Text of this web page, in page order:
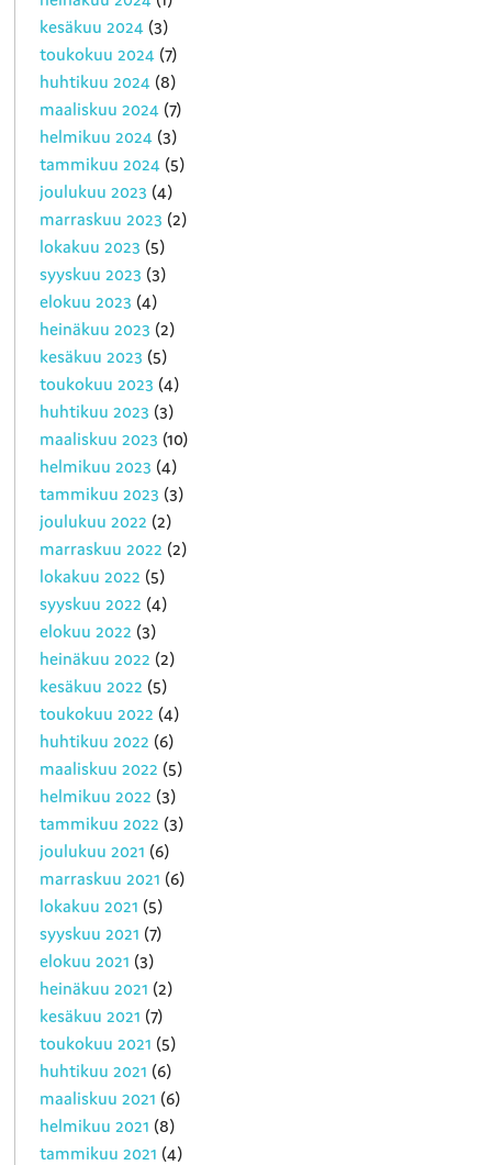
kesäkuu 2024 (3)
toukokuu 2024 (7)
huhtikuu 2024 (8)
maaliskuu 2024 (7)
helmikuu 2024 (3)
tammikuu 2024 (5)
joulukuu 2023 (4)
marraskuu 2023 (2)
lokakuu 2023 (5)
syyskuu 2023 (3)
elokuu 2023 (4)
heinäkuu 2023 (2)
kesäkuu 2023 (5)
toukokuu 2023 (4)
huhtikuu 2023 (3)
maaliskuu 2023 (10)
helmikuu 2023 (4)
tammikuu 2023 (3)
joulukuu 2022 (2)
marraskuu 2022 (2)
lokakuu 2022 (5)
syyskuu 2022 (4)
elokuu 2022 (3)
heinäkuu 2022 (2)
kesäkuu 2022 (5)
toukokuu 2022 (4)
huhtikuu 2022 (6)
maaliskuu 2022 (5)
helmikuu 2022 (3)
tammikuu 2022 (3)
joulukuu 2021 (6)
marraskuu 2021 (6)
lokakuu 2021 (5)
syyskuu 2021 (7)
elokuu 2021 (3)
heinäkuu 2021 (2)
kesäkuu 2021 (7)
toukokuu 2021 (5)
huhtikuu 2021 (6)
maaliskuu 2021 (6)
helmikuu 2021 (8)
tammikuu 2021 (4)